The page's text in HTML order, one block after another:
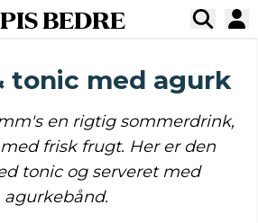
BEDRE
tonic med agurk
en rigtig sommerdrink,
frisk frugt. Her er den
tonic og serveret med
agurkebånd.